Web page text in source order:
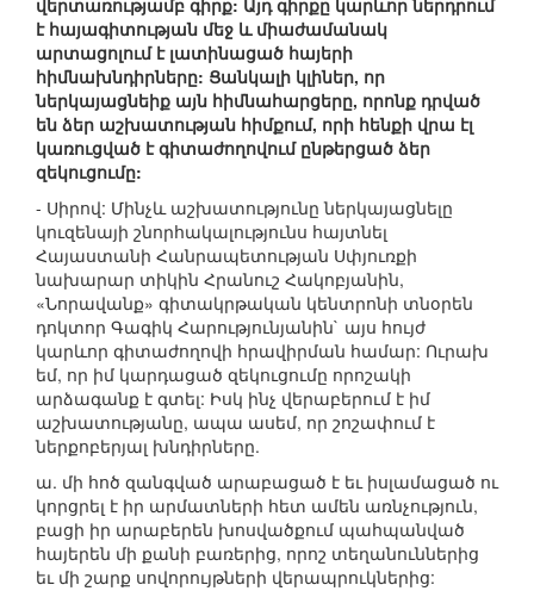
վերտառությամբ գիրք: Այդ գիրքը կարևոր ներդրում
է հայագիտության մեջ և միաժամանակ
արտացոլում է լատինացած հայերի
հիմնախնդիրները: Ցանկալի կլիներ, որ
ներկայացնեիք այն հիմնահարցերը, որոնք դրված
են ձեր աշխատության հիմքում, որի հենքի վրա էլ
կառուցված է գիտաժողովում ընթերցած ձեր
զեկուցումը:
- Սիրով: Մինչև աշխատությունը ներկայացնելը
կուզենայի շնորհակալությունս հայտնել
Հայաստանի Հանրապետության Սփյուռքի
նախարար տիկին Հրանուշ Հակոբյանին,
«Նորավանք» գիտակրթական կենտրոնի տնօրեն
դոկտոր Գագիկ Հարությունյանին` այս հույժ
կարևոր գիտաժողովի հրավիրման համար: Ուրախ
եմ, որ իմ կարդացած զեկուցումը որոշակի
արձագանք է գտել: Իսկ ինչ վերաբերում է իմ
աշխատությանը, ապա ասեմ, որ շոշափում է
ներքոբերյալ խնդիրները.
ա. մի հոծ զանգված արաբացած է եւ իսլամացած ու
կորցրել է իր արմատների հետ ամեն առնչություն,
բացի իր արաբերեն խոսվածքում պահպանված
հայերեն մի քանի բառերից, որոշ տեղանուններից
եւ մի շարք սովորույթների վերապրուկներից: